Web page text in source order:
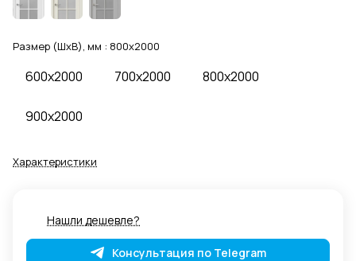
Размер (ШхВ), мм : 800x2000
600x2000 700x2000 800x2000
900x2000
Характеристики
Нашли дешевле?
Консультация по Telegram